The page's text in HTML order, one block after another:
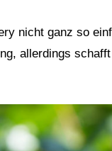
nicht ganz so
allerdings